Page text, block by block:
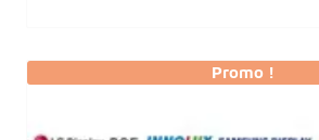
Promo !